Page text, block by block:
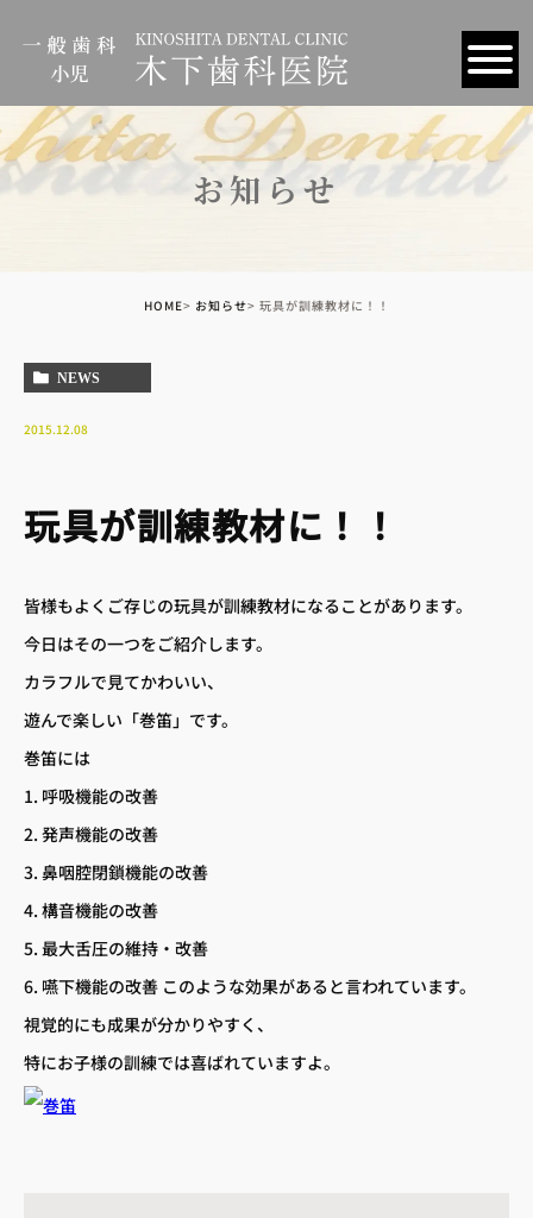
クセス – 診療時間
児歯科 – 歯周病治療
– 訪問歯科診療 – 審美治療
診療時間
お知らせ
HOME お知らせ 玩具が訓練教材に！！
NEWS
2015.12.08
玩具が訓練教材に！！
皆様もよくご存じの玩具が訓練教材になることがあります。
今日はその一つをご紹介します。
カラフルで見てかわいい、
遊んで楽しい「巻笛」です。
巻笛には
1. 呼吸機能の改善
2. 発声機能の改善
3. 鼻咽腔閉鎖機能の改善
4. 構音機能の改善
5. 最大舌圧の維持・改善
6. 嚥下機能の改善 このような効果があると言われています。
視覚的にも成果が分かりやすく、
特にお子様の訓練では喜ばれていますよ。